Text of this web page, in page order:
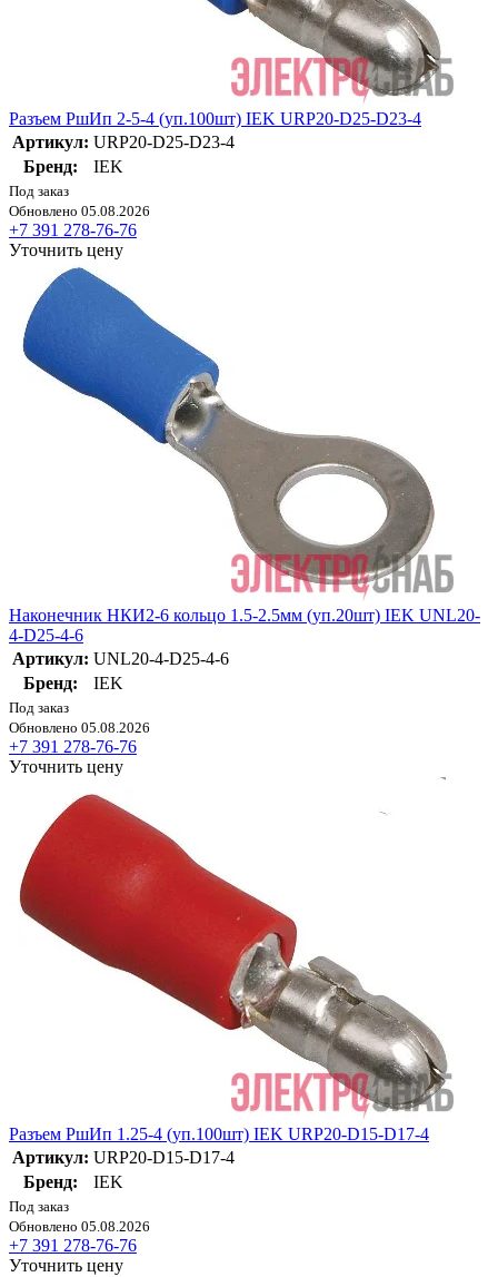
Разъем РшИп 2-5-4 (уп.100шт) IEK URP20-D25-D23-4
Артикул: URP20-D25-D23-4
Бренд:
IEK
Под заказ
Обновлено 05.08.2026
+7 391 278-76-76
Уточнить цену
Наконечник НКИ2-6 кольцо 1.5-2.5мм (уп.20шт) IEK UNL20-
4-D25-4-6
Артикул: UNL20-4-D25-4-6
Бренд:
IEK
Под заказ
Обновлено 05.08.2026
+7 391 278-76-76
Уточнить цену
Разъем РшИп 1.25-4 (уп.100шт) IEK URP20-D15-D17-4
Артикул: URP20-D15-D17-4
Бренд:
IEK
Под заказ
Обновлено 05.08.2026
+7 391 278-76-76
Уточнить цену